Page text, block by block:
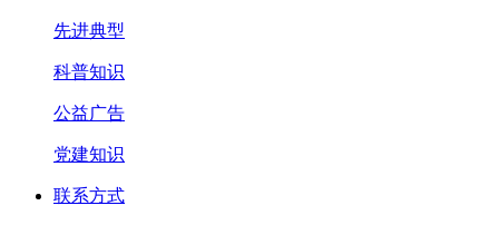
先进典型
科普知识
公益广告
党建知识
联系方式